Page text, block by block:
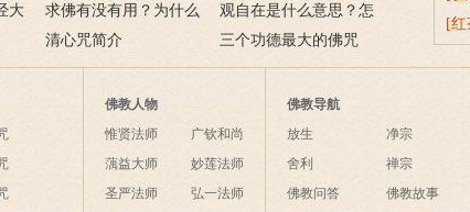
？
只有一次出家机会
要注意什么？
大
求佛有没有用？为什么
说佛菩萨可以保佑人？
观自在是什么意思？怎
么理解？
清心咒简介 三个功德最大的佛咒
[红
佛教人物
惟贤法师
蕅益大师
圣严法师
广钦和尚
妙莲法师
弘一法师
佛教导航
放生
舍利
佛教问答
净宗
禅宗
佛教故事